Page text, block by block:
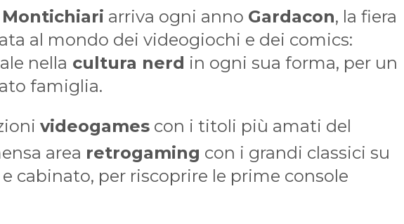
arriva ogni anno Gardacon, la fiera
al mondo dei videogiochi e dei comics:
nella cultura nerd in ogni sua forma, per un
famiglia.
videogames con i titoli più amati del
area retrogaming con i grandi classici su
cabinato, per riscoprire le prime console